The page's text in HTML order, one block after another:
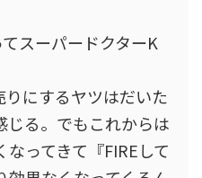
スーパードクターK
にするヤツはだいた
じる。でもこれからは
ってきて『FIREして